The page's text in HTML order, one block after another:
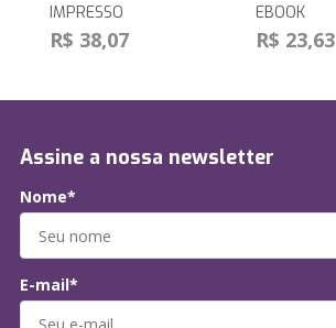
IMPRESSO
R$ 38,07
EBOOK
R$ 23,63
Assine a nossa newsletter
Nome*
E-mail*